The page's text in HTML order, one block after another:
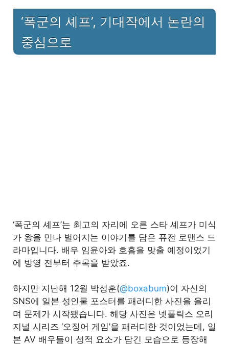
빠른 삭제에도 확산된 파장
3 제작진의 고민과 최종 결정
‘폭군의 셰프’, 기대작에서 논란의
중심으로
‘폭군의 셰프’는 최고의 자리에 오른 스타 셰프가 미식
가 왕을 만나 벌어지는 이야기를 담은 퓨전 로맨스 드
라마입니다. 배우 임윤아와 호흡을 맞출 예정이었기
에 방영 전부터 주목을 받았죠.
하지만 지난해 12월 박성훈(@boxabum)이 자신의
SNS에 일본 성인물 포스터를 패러디한 사진을 올리
며 문제가 시작됐습니다. 해당 사진은 넷플릭스 오리
지널 시리즈 ‘오징어 게임’을 패러디한 것이었는데, 일
본 AV 배우들이 성적 요소가 담긴 모습으로 등장해